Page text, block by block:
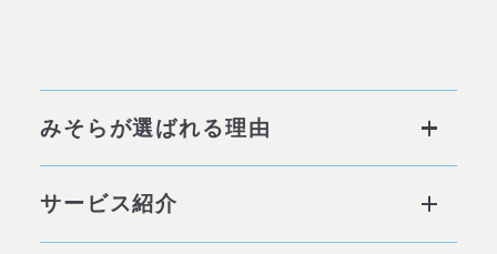
みそらが選ばれる理由
サービス紹介